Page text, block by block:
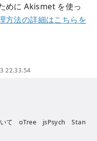
めに Akismet を使っ
方法の詳細はこちらを
22.33.54
て oTree jsPsych
Stan